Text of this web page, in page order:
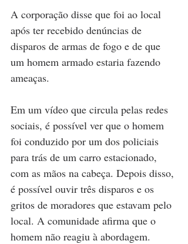
A corporação disse que foi ao local
após ter recebido denúncias de
disparos de armas de fogo e de que
um homem armado estaria fazendo
ameaças.
Em um vídeo que circula pelas redes
sociais, é possível ver que o homem
foi conduzido por um dos policiais
para trás de um carro estacionado,
com as mãos na cabeça. Depois disso,
é possível ouvir três disparos e os
gritos de moradores que estavam pelo
local. A comunidade afirma que o
homem não reagiu à abordagem.